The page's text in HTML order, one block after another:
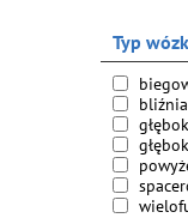
Typ